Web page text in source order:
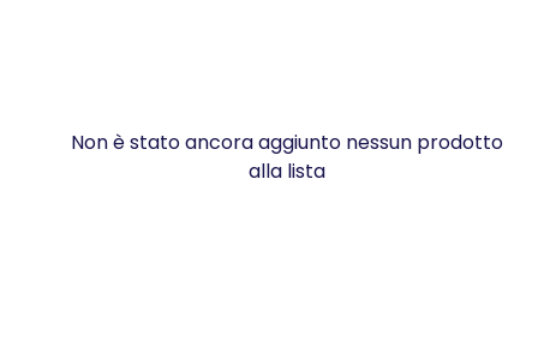
Non è stato ancora aggiunto nessun prodotto
alla lista